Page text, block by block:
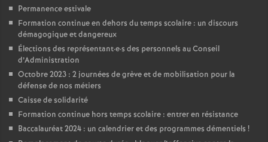
n
t
s
d
Permanence estivale
Formation continue en dehors du temps scolaire : un discours
démagogique et dangereux
Élections des représentant·e·s des personnels au Conseil
d’Administration
Octobre 2023 : 2 journées de grève et de mobilisation pour la
défense de nos métiers
Caisse de solidarité
Formation continue hors temps scolaire : entrer en résistance
Baccalauréat 2024 : un calendrier et des programmes démentiels !